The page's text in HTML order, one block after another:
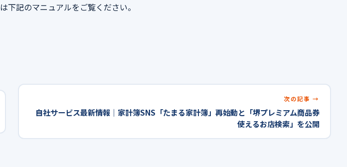
記のマニュアルをご覧ください。
次の記事
自社サービス最新情報｜家計簿SNS「たまる家計簿」再始動と「堺プレミアム商品券
使えるお店検索」を公開